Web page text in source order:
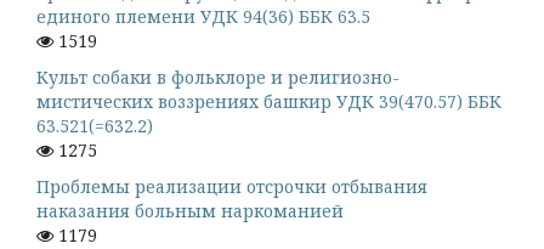
единого племени УДК 94(36) ББК 63.5
1519
Культ собаки в фольклоре и религиозно-
мистических воззрениях башкир УДК 39(470.57) ББК
63.521(=632.2)
1275
Проблемы реализации отсрочки отбывания
наказания больным наркоманией
1179